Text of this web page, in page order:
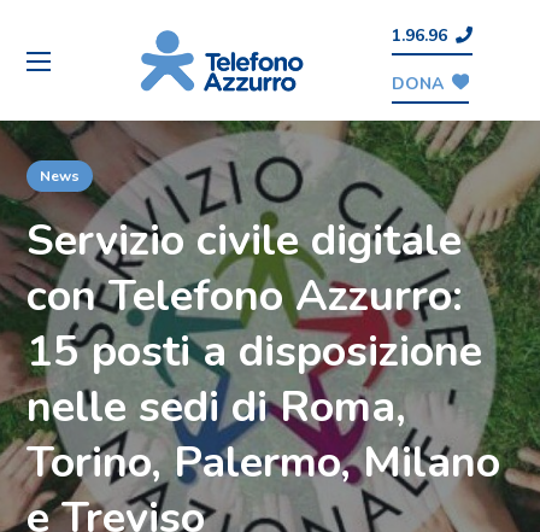
1.96.96
DONA
News
Servizio civile digitale
con Telefono Azzurro:
15 posti a disposizione
nelle sedi di Roma,
Torino, Palermo, Milano
e Treviso